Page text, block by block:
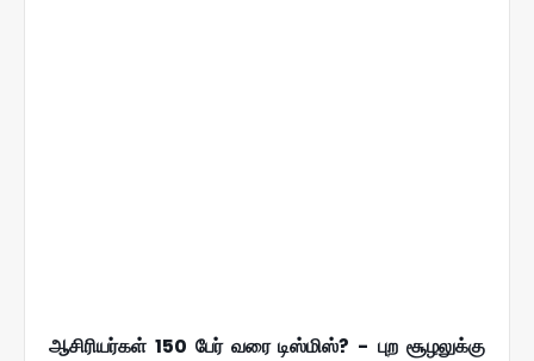
ஆசிரியர்கள் 150 பேர் வரை டிஸ்மிஸ்? - புற சூழலுக்கு